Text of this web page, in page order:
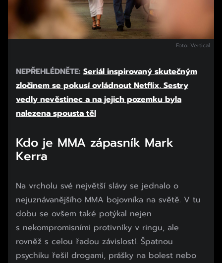
Foto: Vertical
NEPŘEHLÉDNĚTE: Seriál inspirovaný skutečným
zločinem se pokusí ovládnout Netflix. Sestry
vedly nevěstinec a na jejich pozemku byla
nalezena spousta těl
Kdo je MMA zápasník Mark
Kerra
Na vrcholu své největší slávy se jednalo o
nejuznávanějšího MMA bojovníka na světě. V tu
dobu se ovšem také potýkal nejen
s nekompromisními protivníky v ringu, ale
rovněž s celou řadou závislostí. Špatnou
psychiku řešil drogami, prášky na bolest nebo